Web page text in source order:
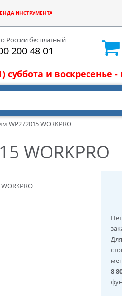
ИНСТРУМЕНТА
России бесплатный
200 48 01
суббота и воскресенье
WP272015 WORKPRO
WORKPRO
8